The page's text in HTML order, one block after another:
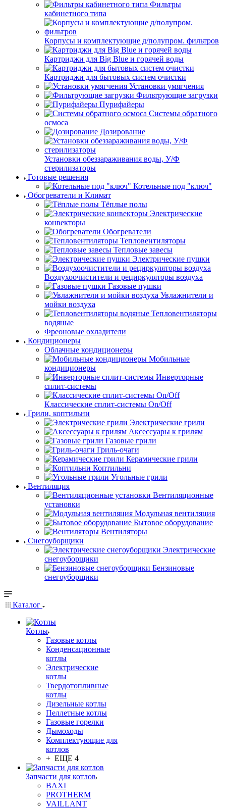
Фильтры
кабинетного типа
Корпусы и комплектующие д/полупром. фильтров
Картриджи для Big Blue и горячей воды
Картриджи для бытовых систем очистки
Установки умягчения
Фильтрующие загрузки
Пурифайеры
Системы обратного
осмоса
Дозирование
Установки обеззараживания воды, У/Ф
стерилизаторы
Готовые решения
Котельные под "ключ"
Обогреватели и Климат
Тёплые полы
Электрические
конвекторы
Обогреватели
Тепловентиляторы
Тепловые завесы
Электрические пушки
Воздухоочистители и рециркуляторы воздуха
Газовые пушки
Увлажнители и
мойки воздуха
Тепловентиляторы
водяные
Фреоновые охладители
Кондиционеры
Облачные кондиционеры
Мобильные
кондиционеры
Инверторные
сплит-системы
Классические сплит-системы On/Off
Грили, коптильни
Электрические грили
Аксессуары к грилям
Газовые грили
Гриль-очаги
Керамические грили
Коптильни
Угольные грили
Вентиляция
Вентиляционные
установки
Модульная вентиляция
Бытовое оборудование
Вентиляторы
Снегоуборщики
Электрические
снегоуборщики
Бензиновые
снегоуборщики
Каталог
Котлы
Газовые котлы
Конденсационные
котлы
Электрические
котлы
Твердотопливные
котлы
Дизельные котлы
Пеллетные котлы
Газовые горелки
Дымоходы
Комплектующие для
котлов
+ ЕЩЕ 4
Запчасти для котлов
BAXI
PROTHERM
VAILLANT